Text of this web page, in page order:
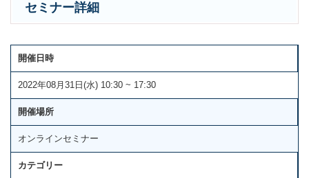
セミナー詳細
開催日時
2022年08月31日(水) 10:30 ~ 17:30
開催場所
オンラインセミナー
カテゴリー